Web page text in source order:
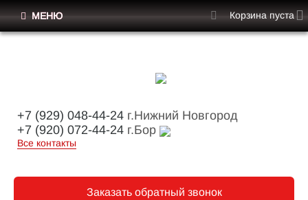
+7 (929) 048-44-24 г.Нижний Новгород
+7 (920) 072-44-24 г.Бор
Все контакты
Заказать обратный звонок
МЕНЮ Корзина пуста